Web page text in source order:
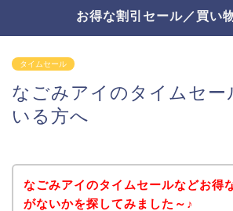
お得な割引セール／買い
タイムセール
なごみアイのタイムセー
いる方へ
なごみアイのタイムセールなどお得
がないかを探してみました～♪